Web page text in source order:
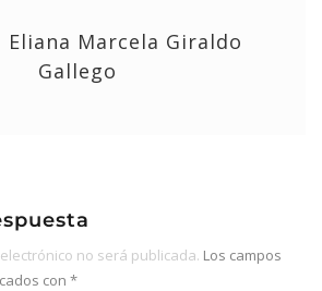
Eliana Marcela Giraldo
Gallego
no será publicada. Los campos
con *